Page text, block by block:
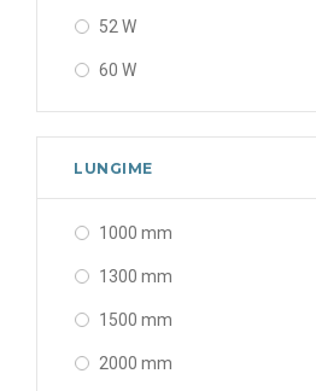
52 W
60 W
80 W
160 W
200 W
240 W
LUNGIME
1000 mm
1300 mm
1500 mm
2000 mm